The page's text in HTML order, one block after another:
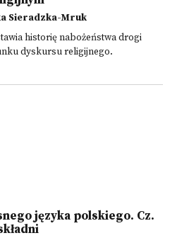
Sieradzka-Mruk
historię nabożeństwa drogi
dyskursu religijnego.
języka polskiego. Cz.